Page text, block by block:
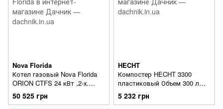
Nova Florida
Котел газовый Nova Florida
ORION CTFS 24 кВт ,2-х.
конт. турбо ,Сенсорный
дисплей
50 525 грн
HECHT
Компостер HECHT 3300
пластиковый Объем 300 л
61×61×83 см
5 232 грн